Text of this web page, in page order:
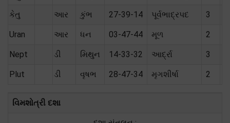
કેતુ આર કુંભ 27-39-14 પૂર્વભાદ્રપદ 3
Uran આર ધન 03-47-44 મૂળ 2
Nept ડી મિથુન 14-33-32 આર્દ્રા 3
Plut ડી વૃષભ 28-47-34 મૃગશીર્ષા 2
વિમશોત્રી દશા